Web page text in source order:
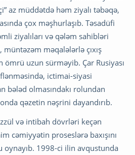
az müddətdə həm ziyalı təbəqə,
çox məşhurlaşıb. Təsadüfi
ziyalıları və qələm sahibləri
müntəzəm məqalələrlə çıxış
ömrü uzun sürməyib. Çar Rusiyası
ictimai-siyasi
bələd olmasındakı rolundan
qəzetin nəşrini dayandırıb.
və intibah dövrləri keçən
cəmiyyətin proseslərə baxışını
oynayıb. 1998-ci ilin avqustunda